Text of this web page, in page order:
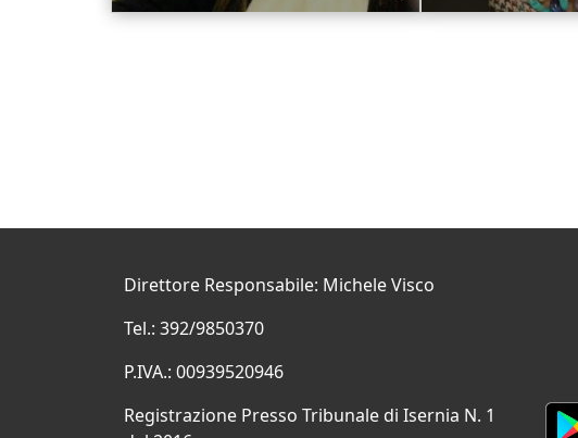
Direttore Responsabile: Michele Visco
Tel.: 392/9850370
P.IVA.: 00939520946
Registrazione Presso Tribunale di Isernia N. 1